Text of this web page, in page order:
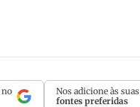
no
Nos adicione às suas
fontes preferidas